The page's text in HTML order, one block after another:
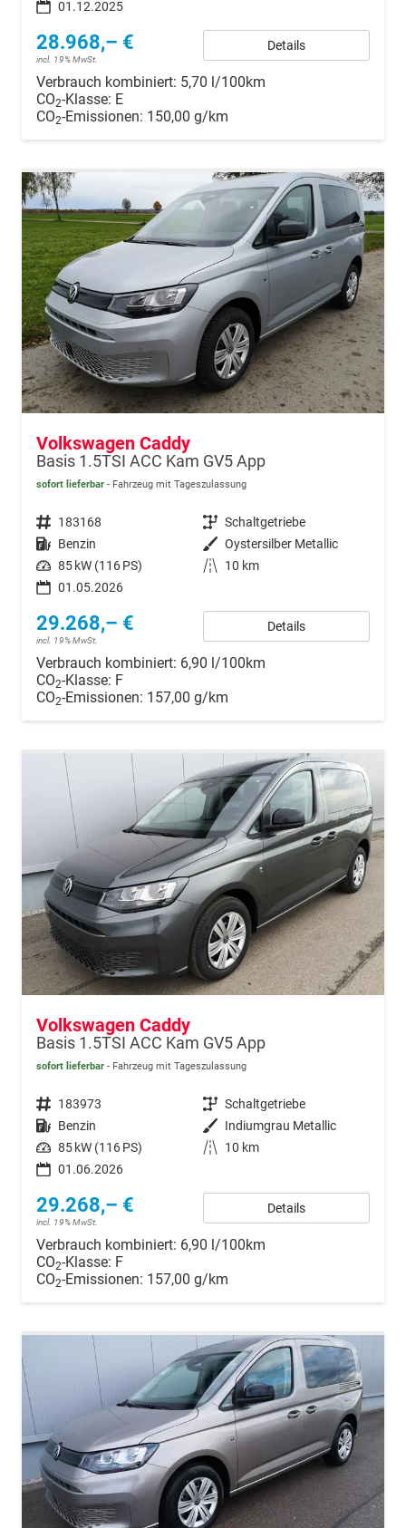
01.12.2025
28.968,– €
incl. 19% MwSt.
Details
Verbrauch kombiniert: 5,70 l/100km
CO2-Klasse: E
CO2-Emissionen: 150,00 g/km
Volkswagen Caddy
Basis 1.5TSI ACC Kam GV5 App
sofort lieferbar Fahrzeug mit Tageszulassung
Fahrzeugnr. 183168 Getriebe Schaltgetriebe
Kraftstoff Benzin Außenfarbe Oystersilber Metallic
Leistung 85 kW (116 PS) Kilometerstand
10 km
01.05.2026
29.268,– €
incl. 19% MwSt.
Details
Verbrauch kombiniert: 6,90 l/100km
CO2-Klasse: F
CO2-Emissionen: 157,00 g/km
Volkswagen Caddy
Basis 1.5TSI ACC Kam GV5 App
sofort lieferbar Fahrzeug mit Tageszulassung
Fahrzeugnr. 183973 Getriebe Schaltgetriebe
Kraftstoff Benzin Außenfarbe Indiumgrau Metallic
Leistung 85 kW (116 PS) Kilometerstand
10 km
01.06.2026
29.268,– €
incl. 19% MwSt.
Details
Verbrauch kombiniert: 6,90 l/100km
CO2-Klasse: F
CO2-Emissionen: 157,00 g/km